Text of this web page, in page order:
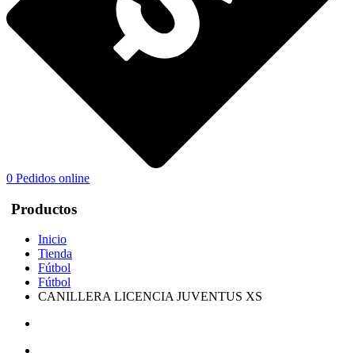
0 Pedidos online
Productos
Inicio
Tienda
Fútbol
Fútbol
CANILLERA LICENCIA JUVENTUS XS